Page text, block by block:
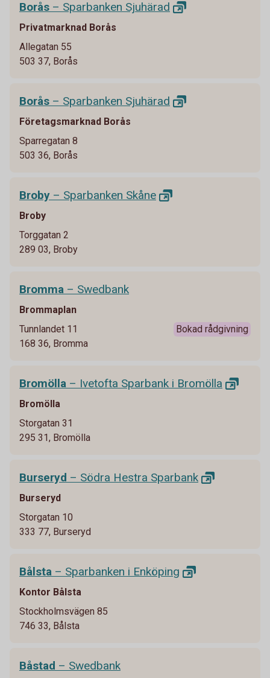
Borås – Sparbanken Sjuhärad
Privatmarknad Borås
Allegatan 55
503 37, Borås
Borås – Sparbanken Sjuhärad
Företagsmarknad Borås
Sparregatan 8
503 36, Borås
Broby – Sparbanken Skåne
Broby
Torggatan 2
289 03, Broby
Bromma – Swedbank
Brommaplan
Tunnlandet 11
168 36, Bromma
Bokad rådgivning
Bromölla – Ivetofta Sparbank i Bromölla
Bromölla
Storgatan 31
295 31, Bromölla
Burseryd – Södra Hestra Sparbank
Burseryd
Storgatan 10
333 77, Burseryd
Bålsta – Sparbanken i Enköping
Kontor Bålsta
Stockholmsvägen 85
746 33, Bålsta
Båstad – Swedbank